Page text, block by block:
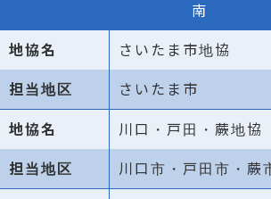
南
さいたま市地協
さいたま市
川口・戸田・蕨地協
川口市・戸田市・蕨